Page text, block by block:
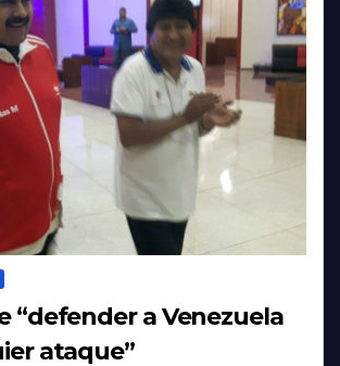
“defender a Venezuela
ataque”